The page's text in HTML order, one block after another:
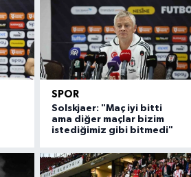
SPOR
Solskjaer: "Maç iyi bitti
ama diğer maçlar bizim
istediğimiz gibi bitmedi"